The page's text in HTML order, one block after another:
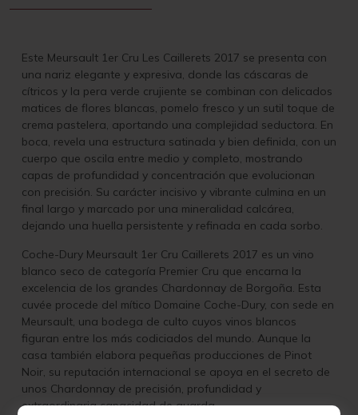
Este Meursault 1er Cru Les Caillerets 2017 se presenta con
una nariz elegante y expresiva, donde las cáscaras de
cítricos y la pera verde crujiente se combinan con delicados
matices de flores blancas, pomelo fresco y un sutil toque de
crema pastelera, aportando una complejidad seductora. En
boca, revela una estructura satinada y bien definida, con un
cuerpo que oscila entre medio y completo, mostrando
capas de profundidad y concentración que evolucionan
con precisión. Su carácter incisivo y vibrante culmina en un
final largo y marcado por una mineralidad calcárea,
dejando una huella persistente y refinada en cada sorbo.
Coche-Dury Meursault 1er Cru Caillerets 2017 es un vino
blanco seco de categoría Premier Cru que encarna la
excelencia de los grandes Chardonnay de Borgoña. Esta
cuvée procede del mítico Domaine Coche-Dury, con sede en
Meursault, una bodega de culto cuyos vinos blancos
figuran entre los más codiciados del mundo. Aunque la
casa también elabora pequeñas producciones de Pinot
Noir, su reputación internacional se apoya en el secreto de
unos Chardonnay de precisión, profundidad y
extraordinaria capacidad de guarda.